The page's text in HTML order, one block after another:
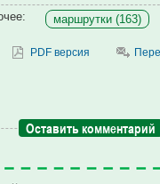
маршрутки (163)
PDF версия
Оставить комментарий